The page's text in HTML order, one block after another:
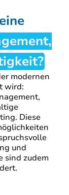
modernen
wird:
Diese
und
sind zudem